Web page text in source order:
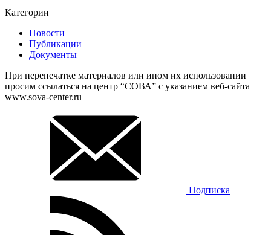
Категории
Новости
Публикации
Документы
При перепечатке материалов или ином их использовании
просим ссылаться на центр “СОВА” с указанием веб-сайта
www.sova-center.ru
Подписка